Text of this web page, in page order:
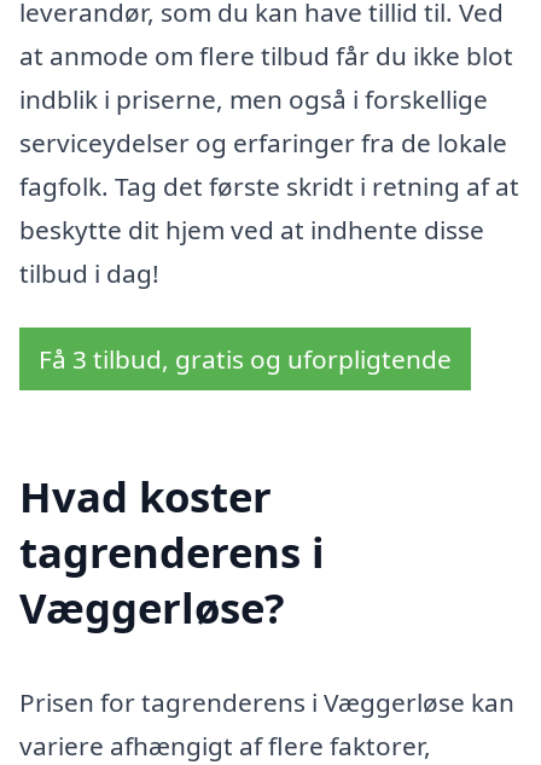
leverandør, som du kan have tillid til. Ved
at anmode om flere tilbud får du ikke blot
indblik i priserne, men også i forskellige
serviceydelser og erfaringer fra de lokale
fagfolk. Tag det første skridt i retning af at
beskytte dit hjem ved at indhente disse
tilbud i dag!
Få 3 tilbud, gratis og uforpligtende
Hvad koster
tagrenderens i
Væggerløse?
Prisen for tagrenderens i Væggerløse kan
variere afhængigt af flere faktorer,